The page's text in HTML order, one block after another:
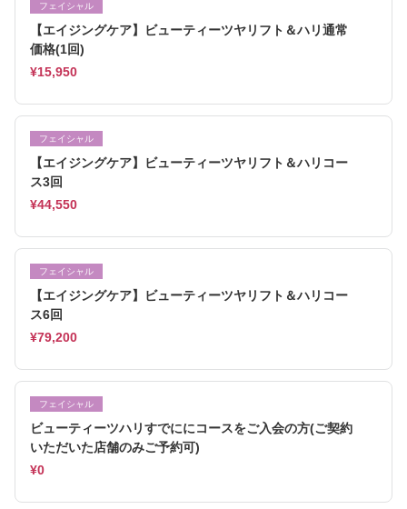
フェイシャル
【エイジングケア】ビューティーツヤリフト＆ハリ通常
価格(1回)
¥15,950
フェイシャル
【エイジングケア】ビューティーツヤリフト＆ハリコー
ス3回
¥44,550
フェイシャル
【エイジングケア】ビューティーツヤリフト＆ハリコー
ス6回
¥79,200
フェイシャル
ビューティーツハリすでににコースをご入会の方(ご契約
いただいた店舗のみご予約可)
¥0